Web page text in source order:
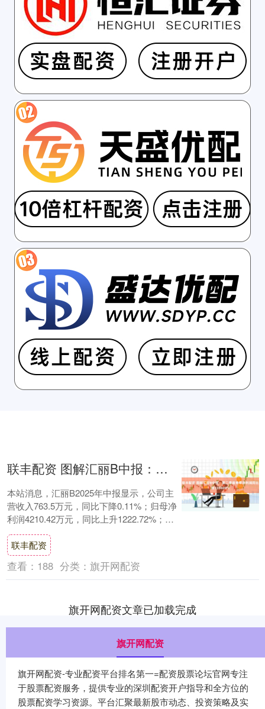
联丰配资 图解汇丽B中报：第二季度单季净利润同比增339409%
本站消息，汇丽B2025年中报显示，公司主
营收入763.5万元，同比下降0.11%；归母净
利润4210.42万元，同比上升1222.72%；扣
非净利润256.9....
联丰配资
查看： 188 分类： 旗开网配资
旗开网配资文章已加载完成
旗开网配资
旗开网配资-专业配资平台排名第一=配资股票论坛官网专注
于股票配资服务，提供专业的深圳配资开户指导和全方位的
股票配资学习资源。平台汇聚最新股市动态、投资策略及实